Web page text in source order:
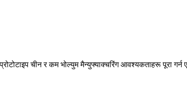
चीन र कम भोल्युम मैन्युफ्याक्चरिंग आवश्यकताहरू पूरा गर्न